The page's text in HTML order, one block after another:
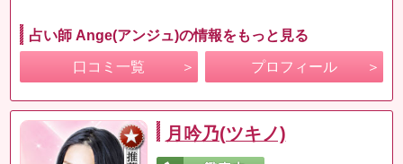
占い師 Ange(アンジュ)の情報をもっと見る
口コミ一覧 プロフィール
月吟乃(ツキノ)